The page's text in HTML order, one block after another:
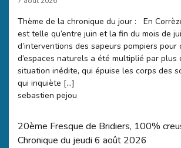
Thème de la chronique du jour : En
est telle qu’entre juin et la fin du mois de
d’interventions des sapeurs pompiers pour
d’espaces naturels a été multiplié par plus
situation inédite, qui épuise les corps des
qui inquiète […]
sebastien pejou
20ème Fresque de Bridiers, 100%
Chronique du jeudi 6 août 2026